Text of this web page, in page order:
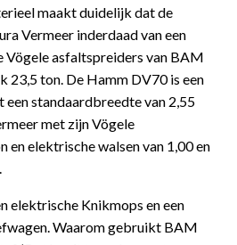
maakt duidelijk dat de
Vermeer inderdaad van een
Vögele asfaltspreiders van BAM
23,5 ton. De Hamm DV70 is een
een standaardbreedte van 2,55
met zijn Vögele
en elektrische walsen van 1,00 en
elektrische Knikmops en een
Waarom gebruikt BAM